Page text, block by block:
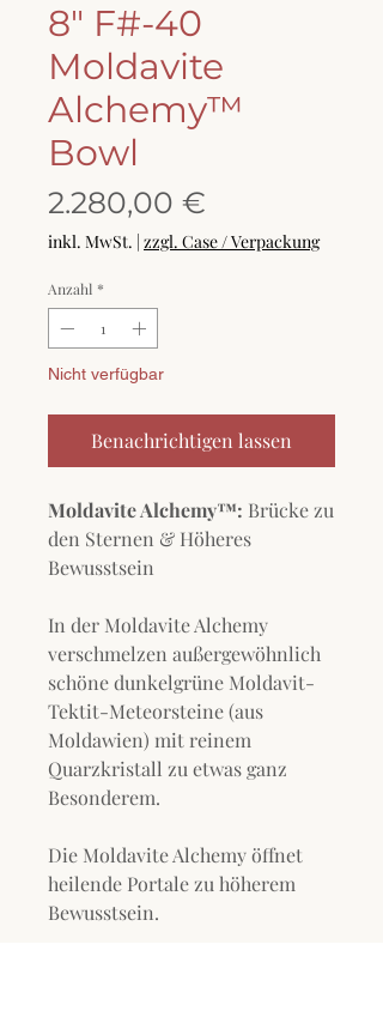
8" F#-40
Moldavite
Alchemy™
Bowl
2.280,00 €
inkl. MwSt. zzgl. Case / Verpackung
Anzahl *
Nicht verfügbar
Benachrichtigen lassen
Moldavite Alchemy™: Brücke zu
den Sternen & Höheres
Bewusstsein
In der Moldavite Alchemy
verschmelzen außergewöhnlich
schöne dunkelgrüne Moldavit-
Tektit-Meteorsteine (aus
Moldawien) mit reinem
Quarzkristall zu etwas ganz
Besonderem.
Die Moldavite Alchemy öffnet
heilende Portale zu höherem
Bewusstsein.